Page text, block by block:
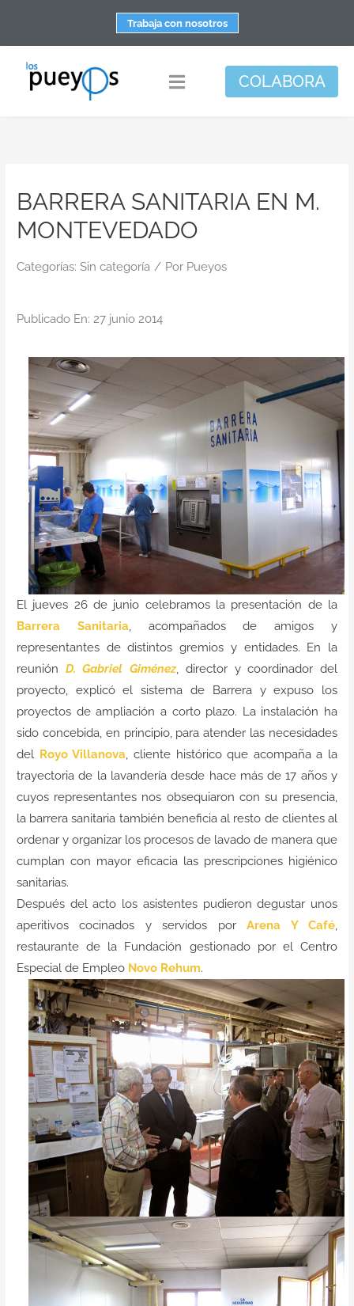
contenido
Trabaja con nosotros
Toggle
Apoyo personal y familiar
Espacio de bienestar
Responsabilidad social
Actualidad
Contacto
COLABORA
BARRERA SANITARIA EN M.
MONTEVEDADO
Categorías: Sin categoría / Por Pueyos
Publicado En: 27 junio 2014
El jueves 26 de junio celebramos la presentación de la
Barrera Sanitaria, acompañados de amigos y
representantes de distintos gremios y entidades. En la
reunión D. Gabriel Giménez, director y coordinador del
proyecto, explicó el sistema de Barrera y expuso los
proyectos de ampliación a corto plazo. La instalación ha
sido concebida, en principio, para atender las necesidades
del Royo Villanova, cliente histórico que acompaña a la
trayectoria de la lavandería desde hace más de 17 años y
cuyos representantes nos obsequiaron con su presencia,
la barrera sanitaria también beneficia al resto de clientes al
ordenar y organizar los procesos de lavado de manera que
cumplan con mayor eficacia las prescripciones higiénico
sanitarias.
Después del acto los asistentes pudieron degustar unos
aperitivos cocinados y servidos porArena Y Café,
restaurante de la Fundación gestionado por el Centro
Especial de Empleo Novo Rehum.